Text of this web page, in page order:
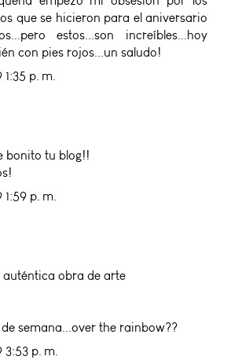
que se hicieron para el aniversario
estos...son increíbles...hoy
con pies rojos...un saludo!
p. m.
bonito tu blog!!
p. m.
auténtica obra de arte
semana...over the rainbow??
p. m.